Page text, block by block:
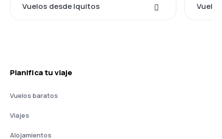
Vuelos desde Iquitos
Planifica tu viaje
Vuelos baratos
Viajes
Alojamientos